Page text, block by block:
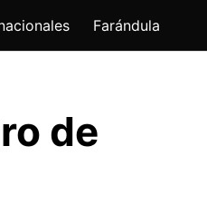
Farándula
de